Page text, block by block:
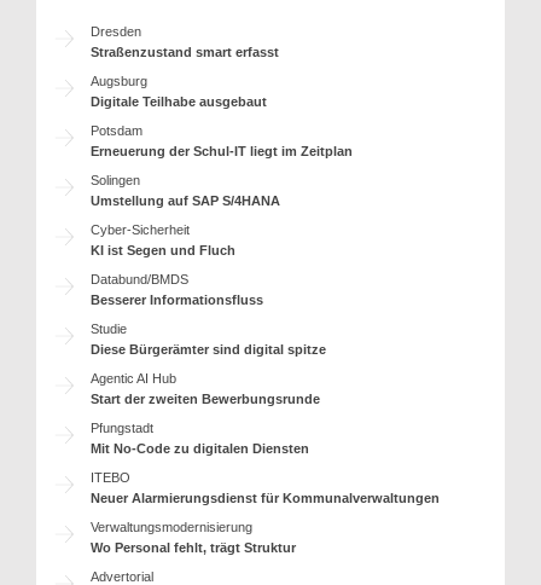
Dresden
Straßenzustand smart erfasst
Augsburg
Digitale Teilhabe ausgebaut
Potsdam
Erneuerung der Schul-IT liegt im Zeitplan
Solingen
Umstellung auf SAP S/4HANA
Cyber-Sicherheit
KI ist Segen und Fluch
Databund/BMDS
Besserer Informationsfluss
Studie
Diese Bürgerämter sind digital spitze
Agentic AI Hub
Start der zweiten Bewerbungsrunde
Pfungstadt
Mit No-Code zu digitalen Diensten
ITEBO
Neuer Alarmierungsdienst für Kommunalverwaltungen
Verwaltungsmodernisierung
Wo Personal fehlt, trägt Struktur
Advertorial